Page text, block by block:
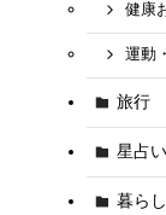
健康
運動
旅行
星占い
暮ら